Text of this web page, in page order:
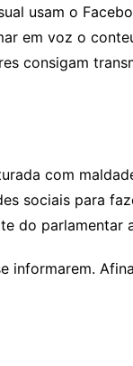
usam o
em voz o
consigam
com
sociais para
do parlamentar
informarem.